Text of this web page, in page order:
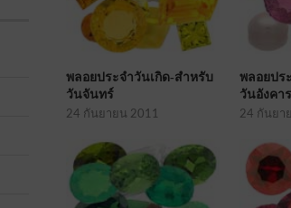
พลอยประจำวันเกิด-สำหรับ
วันจันทร์
24 กันยายน 2011
พลอยปร
วันอังคาร
24 กันยา